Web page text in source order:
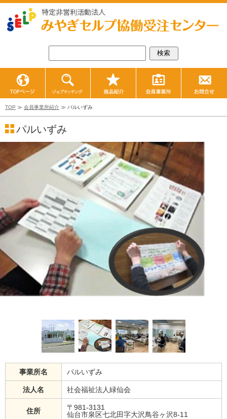
TOP ≫ 会員事業所紹介 ≫ パルいずみ
パルいずみ
事業所名 パルいずみ
法人名 社会福祉法人緑仙会
住所
〒981-3131
仙台市泉区七北田字大沢鳥谷ヶ沢8-11